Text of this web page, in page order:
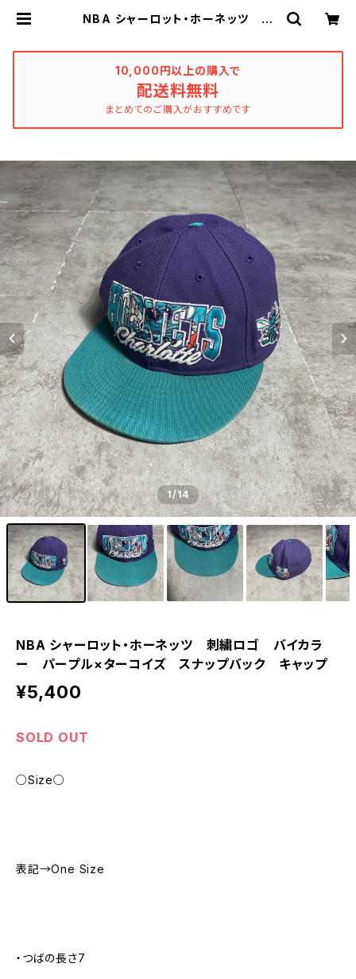
NBA シャーロット・ホーネッツ 刺
used_clothing_katharsis
10,000円以上の購入で
配送料無料
まとめてのご購入がおすすめです
1/14
NBA シャーロット・ホーネッツ 刺繍ロゴ バイカラ
ー パープル×ターコイズ スナップバック キャップ
¥5,400
SOLD OUT
○Size○
表記→One Size
・つばの長さ7